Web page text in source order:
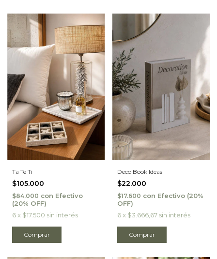
Ta Te Ti
$105.000
$84.000 con Efectivo
6x $17.500 sin interés
Deco Book Ideas
$22.000
$17.600 con Efectivo
6 x $3.666,67 sin interés